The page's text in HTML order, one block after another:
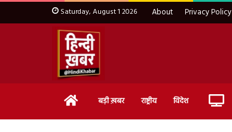
Saturday, August 1 2026 About Privacy Policy
Home बड़ी ख़बर राष्ट्रीय विदेश Live